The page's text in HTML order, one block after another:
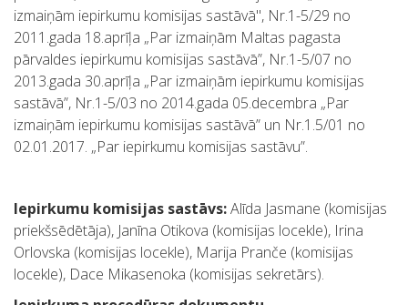
izmaiņām iepirkumu komisijas sastāvā", Nr.1-5/29 no
2011.gada 18.aprīļa „Par izmaiņām Maltas pagasta
pārvaldes iepirkumu komisijas sastāvā”, Nr.1-5/07 no
2013.gada 30.aprīļa „Par izmaiņām iepirkumu komisijas
sastāvā”, Nr.1-5/03 no 2014.gada 05.decembra „Par
izmaiņām iepirkumu komisijas sastāvā” un Nr.1.5/01 no
02.01.2017. „Par iepirkumu komisijas sastāvu”.
Iepirkumu komisijas sastāvs:Alīda Jasmane (komisijas
priekšsēdētāja), Janīna Otikova (komisijas locekle), Irina
Orlovska (komisijas locekle), Marija Pranče (komisijas
locekle), Dace Mikasenoka (komisijas sekretārs).